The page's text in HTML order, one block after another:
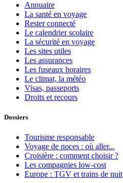
Annuaire
La santé en voyage
Rester connecté
Le calendrier scolaire
La sécurité en voyage
Les sites utiles
Les assurances
Les fuseaux horaires
Le climat, la météo
Visas, passeports
Droits et recours
Dossiers
Tourisme responsable
Voyage de noces : où aller...
Croisière : comment choisir ?
Les compagnies low-cost
Europe : TGV et trains de nuit